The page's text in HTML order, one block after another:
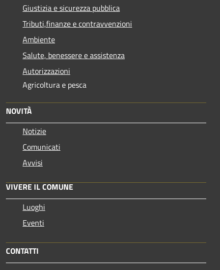
Giustizia e sicurezza pubblica
Tributi,finanze e contravvenzioni
Ambiente
Salute, benessere e assistenza
Autorizzazioni
Agricoltura e pesca
NOVITÀ
Notizie
Comunicati
Avvisi
VIVERE IL COMUNE
Luoghi
Eventi
CONTATTI